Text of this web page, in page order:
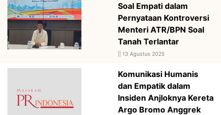
Soal Empati dalam
Pernyataan Kontroversi
Menteri ATR/BPN Soal
Tanah Terlantar
13 Agustus 2025
Komunikasi Humanis
dan Empatik dalam
Insiden Anjloknya Kereta
Argo Bromo Anggrek